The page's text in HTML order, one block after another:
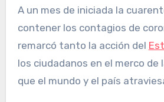
A un mes de iniciada la
contener los contagios de
remarcó tanto la acción del
los ciudadanos en el merco de
que el mundo y el país